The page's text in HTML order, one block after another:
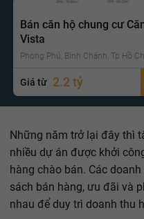
Bán căn hộ chung cư
Vista
Phong Phú, Bình Chánh, Tp Hồ
Giá từ 2.2 tỷ
Những năm trở lại đây thì
nhiều dự án được khởi
hàng chào bán. Các
sách bán hàng, ưu đãi và
nhau để duy trì doanh thu